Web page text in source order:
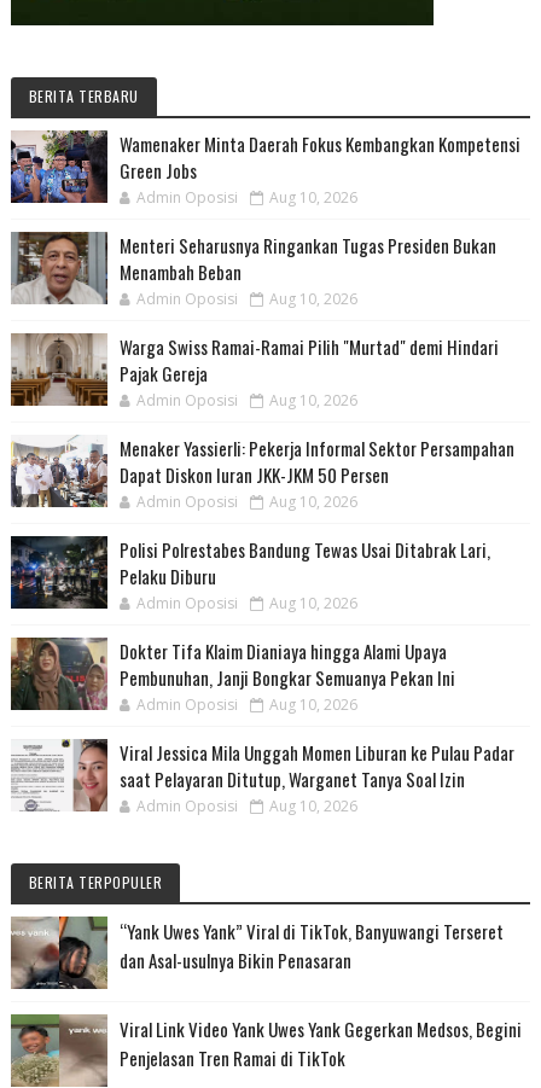
BERITA TERBARU
Wamenaker Minta Daerah Fokus Kembangkan Kompetensi
Green Jobs
Admin Oposisi Aug 10, 2026
Menteri Seharusnya Ringankan Tugas Presiden Bukan
Menambah Beban
Admin Oposisi Aug 10, 2026
Warga Swiss Ramai-Ramai Pilih "Murtad" demi Hindari
Pajak Gereja
Admin Oposisi Aug 10, 2026
Menaker Yassierli: Pekerja Informal Sektor Persampahan
Dapat Diskon Iuran JKK-JKM 50 Persen
Admin Oposisi Aug 10, 2026
Polisi Polrestabes Bandung Tewas Usai Ditabrak Lari,
Pelaku Diburu
Admin Oposisi Aug 10, 2026
Dokter Tifa Klaim Dianiaya hingga Alami Upaya
Pembunuhan, Janji Bongkar Semuanya Pekan Ini
Admin Oposisi Aug 10, 2026
Viral Jessica Mila Unggah Momen Liburan ke Pulau Padar
saat Pelayaran Ditutup, Warganet Tanya Soal Izin
Admin Oposisi Aug 10, 2026
BERITA TERPOPULER
“Yank Uwes Yank” Viral di TikTok, Banyuwangi Terseret
dan Asal-usulnya Bikin Penasaran
Viral Link Video Yank Uwes Yank Gegerkan Medsos, Begini
Penjelasan Tren Ramai di TikTok